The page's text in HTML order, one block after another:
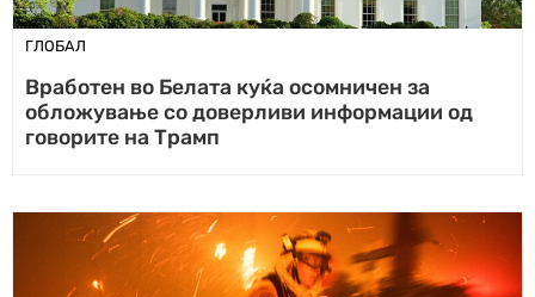
ГЛОБАЛ
Вработен во Белата куќа осомничен за
обложување со доверливи информации од
говорите на Трамп